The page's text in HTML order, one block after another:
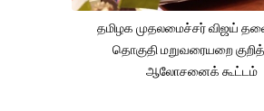
தமிழக முதலமைச்சர் விஜய்
தொகுதி மறுவரையறை
ஆலோசனைக் கூட்டம்